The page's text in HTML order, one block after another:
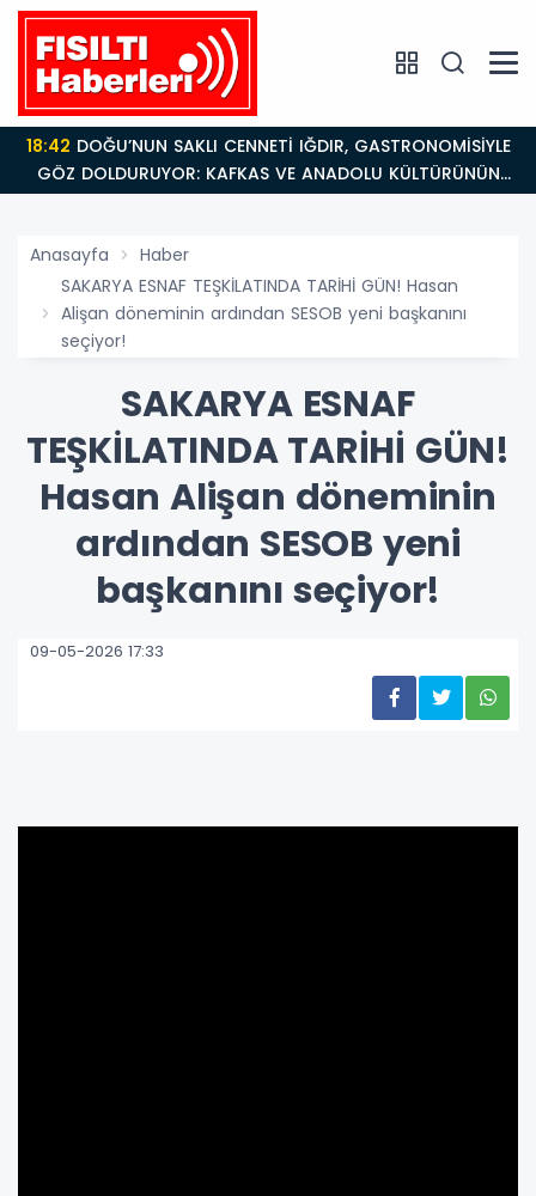
18:42
GÖZ DOLDURUYOR: KAFKAS VE ANADOLU KÜLTÜRÜNÜN
BULUŞMA NOKTASI
Anasayfa
Haber
SAKARYA ESNAF TEŞKİLATINDA TARİHİ GÜN! Hasan
Alişan döneminin ardından SESOB yeni başkanını
seçiyor!
SAKARYA ESNAF
TEŞKİLATINDA TARİHİ GÜN!
Hasan Alişan döneminin
ardından SESOB yeni
başkanını seçiyor!
09-05-2026 17:33